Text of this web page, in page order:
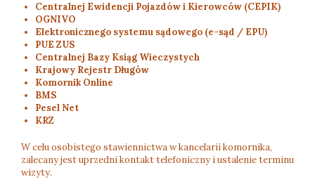
Centralnej Ewidencji Pojazdów i Kierowców (CEPIK)
OGNIVO
Elektronicznego systemu sądowego (e-sąd / EPU)
PUE ZUS
Centralnej Bazy Ksiąg Wieczystych
Krajowy Rejestr Długów
Komornik Online
BMS
Pesel Net
KRZ
W celu osobistego stawiennictwa w kancelarii komornika,
zalecany jest uprzedni kontakt telefoniczny i ustalenie terminu
wizyty.